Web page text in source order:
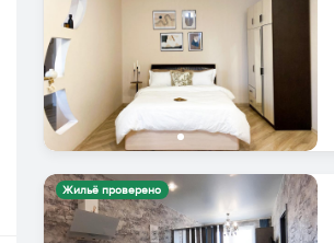
Жильё проверено